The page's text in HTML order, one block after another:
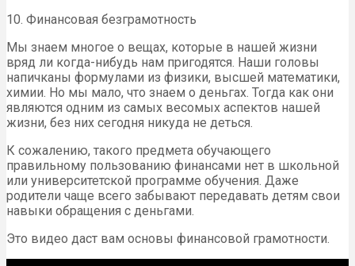
10. Финансовая безграмотность
Мы знаем многое о вещах, которые в нашей жизни
вряд ли когда-нибудь нам пригодятся. Наши головы
напичканы формулами из физики, высшей математики,
химии. Но мы мало, что знаем о деньгах. Тогда как они
являются одним из самых весомых аспектов нашей
жизни, без них сегодня никуда не деться.
К сожалению, такого предмета обучающего
правильному пользованию финансами нет в школьной
или университетской программе обучения. Даже
родители чаще всего забывают передавать детям свои
навыки обращения с деньгами.
Это видео даст вам основы финансовой грамотности.